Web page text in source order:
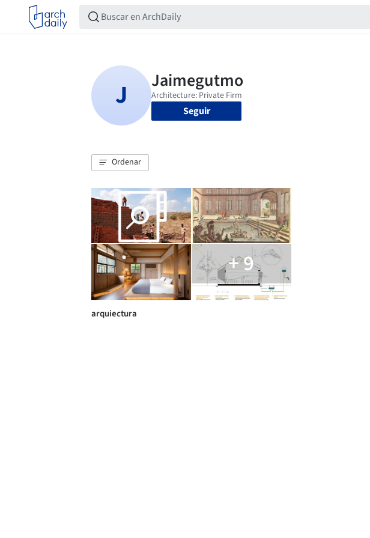
Seguir
Ordenar
+ 9
arquiectura